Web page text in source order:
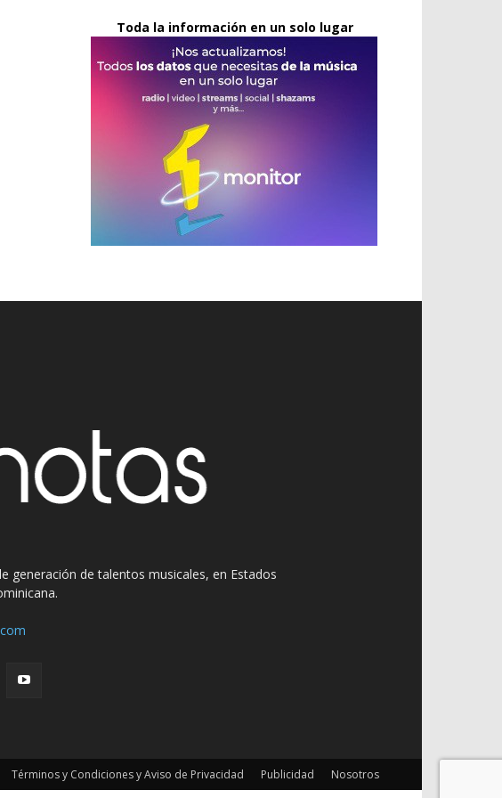
Toda la información en un solo lugar
generación de talentos musicales, en Estados
Términos y Condiciones y Aviso de Privacidad Publicidad Nosotros